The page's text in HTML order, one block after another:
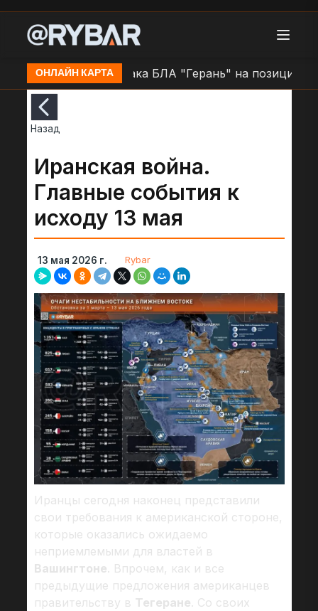
ОНЛАЙН КАРТА
н.п. Очаков Атака БЛА "Герань" на позиции ВСУ
Назад
Иранская война.
Главные события к
исходу 13 мая
13 мая 2026 г. Rybar
Иранцы сегодня наконец представили
свои требования к американской стороне,
которые оказались ожидаемо
неприемлемыми для властей в
Вашингтоне. Впрочем, как и все
предыдущие предложения американцев
правительству в Тегеране. Со своих